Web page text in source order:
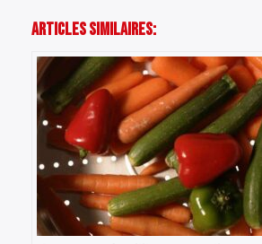
Articles Similaires: